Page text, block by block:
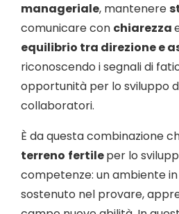
manageriale, mantenere
comunicare con chiarezza
equilibrio tra direzione e
riconoscendo i segnali di
opportunità per lo sviluppo
collaboratori.
È da questa combinazione
terreno fertileper lo
competenze: un ambiente
sostenuto nel provare,